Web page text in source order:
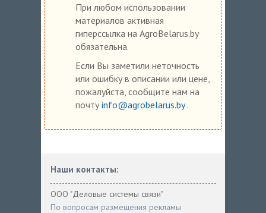
При любом использовании
материалов активная
гиперссылка на AgroBelarus.by
обязательна.
Если Вы заметили неточность
или ошибку в описании или цене,
пожалуйста, сообщите нам на
почту info@agrobelarus.by.
Наши контакты:
ООО "Деловые системы связи"
По вопросам размещения рекламы